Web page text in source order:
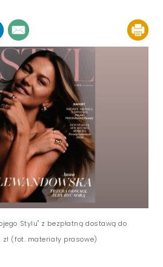
Stylu" z bezpłatną dostawą do
(fot. materiały prasowe)